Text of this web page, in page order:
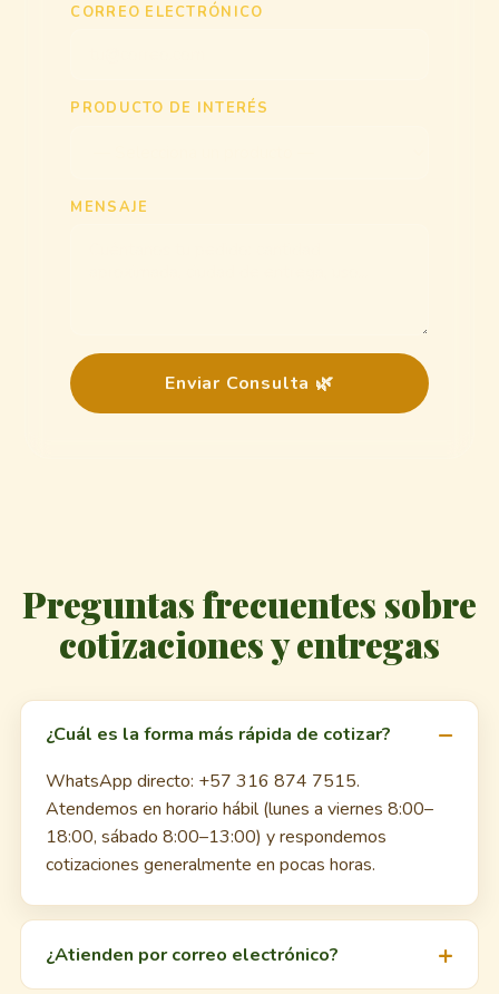
CORREO ELECTRÓNICO
PRODUCTO DE INTERÉS
MENSAJE
Enviar Consulta 🌿
Preguntas frecuentes sobre
cotizaciones y entregas
¿Cuál es la forma más rápida de cotizar?
WhatsApp directo: +57 316 874 7515.
Atendemos en horario hábil (lunes a viernes 8:00–
18:00, sábado 8:00–13:00) y respondemos
cotizaciones generalmente en pocas horas.
¿Atienden por correo electrónico?